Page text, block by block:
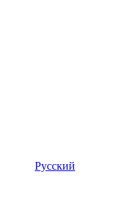
Русский